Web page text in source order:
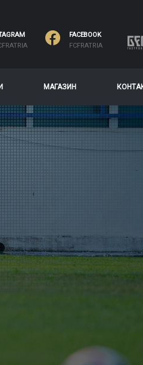
FACEBOOK
FCFRATRIA
МАГАЗИН